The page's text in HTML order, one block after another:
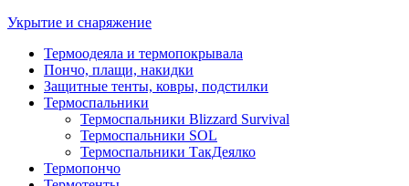
Укрытие и снаряжение
Термоодеяла и термопокрывала
Пончо, плащи, накидки
Защитные тенты, ковры, подстилки
Термоспальники
Термоспальники Blizzard Survival
Термоспальники SOL
Термоспальники ТакДеялко
Термопончо